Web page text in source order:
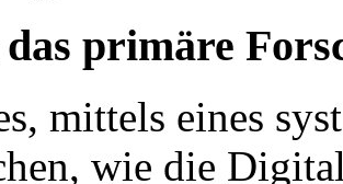
primäre
mittels eines
wie die